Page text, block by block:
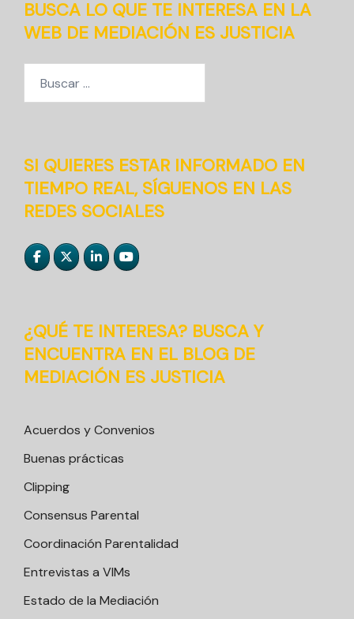
BUSCA LO QUE TE INTERESA EN LA
WEB DE MEDIACIÓN ES JUSTICIA
SI QUIERES ESTAR INFORMADO EN
TIEMPO REAL, SÍGUENOS EN LAS
REDES SOCIALES
¿QUÉ TE INTERESA? BUSCA Y
ENCUENTRA EN EL BLOG DE
MEDIACIÓN ES JUSTICIA
Acuerdos y Convenios
Buenas prácticas
Clipping
Consensus Parental
Coordinación Parentalidad
Entrevistas a VIMs
Estado de la Mediación